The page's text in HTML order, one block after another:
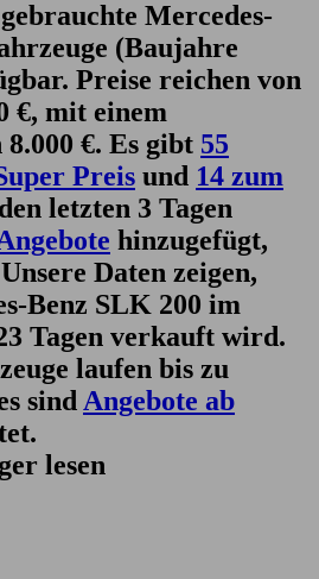
Mercedes-
(Baujahre
Preise reichen von
€, mit einem
€. Es gibt 55
Preis und 14 zum
letzten 3 Tagen
hinzugefügt,
Daten zeigen,
Benz SLK 200 im
Tagen verkauft wird.
laufen bis zu
sind Angebote ab
lesen